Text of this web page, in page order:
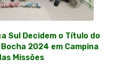
Sul Decidem o Título do
2024 em Campina
Missões